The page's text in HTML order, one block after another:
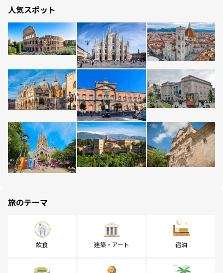
人気スポット
旅のテーマ
飲食 建築・アート 宿泊